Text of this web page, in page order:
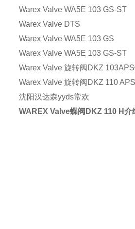
Warex Valve WA5E 103 GS-ST
Warex Valve DTS
Warex Valve WA5E 103 GS
Warex Valve WA5E 103 GS-ST
Warex Valve 旋转阀DKZ
Warex Valve 旋转阀DKZ 110
沈阳汉达森yyds常欢
WAREX Valve蝶阀DKZ 110 H介